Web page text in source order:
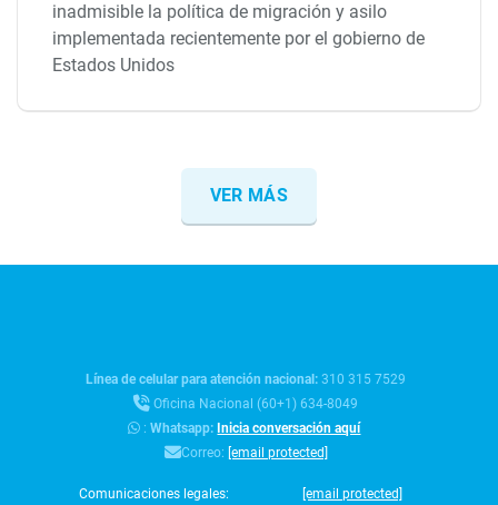
inadmisible la política de migración y asilo
implementada recientemente por el gobierno de
Estados Unidos
VER MÁS
Línea de celular para atención nacional:310 315 7529
Oficina Nacional (60+1) 634-8049
:Whatsapp:Inicia conversación aquí
Correo: [email protected]
Comunicaciones legales: [email protected]